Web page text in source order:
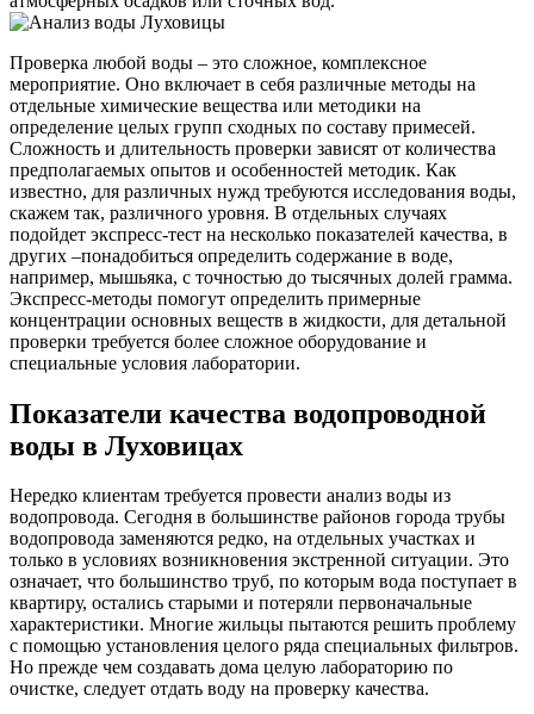
Проверка любой воды – это сложное, комплексное
мероприятие. Оно включает в себя различные методы на
отдельные химические вещества или методики на
определение целых групп сходных по составу примесей.
Сложность и длительность проверки зависят от количества
предполагаемых опытов и особенностей методик. Как
известно, для различных нужд требуются исследования воды,
скажем так, различного уровня. В отдельных случаях
подойдет экспресс-тест на несколько показателей качества, в
других –понадобиться определить содержание в воде,
например, мышьяка, с точностью до тысячных долей грамма.
Экспресс-методы помогут определить примерные
концентрации основных веществ в жидкости, для детальной
проверки требуется более сложное оборудование и
специальные условия лаборатории.
Показатели качества водопроводной
воды в Луховицах
Нередко клиентам требуется провести анализ воды из
водопровода. Сегодня в большинстве районов города трубы
водопровода заменяются редко, на отдельных участках и
только в условиях возникновения экстренной ситуации. Это
означает, что большинство труб, по которым вода поступает в
квартиру, остались старыми и потеряли первоначальные
характеристики. Многие жильцы пытаются решить проблему
с помощью установления целого ряда специальных фильтров.
Но прежде чем создавать дома целую лабораторию по
очистке, следует отдать воду на проверку качества.